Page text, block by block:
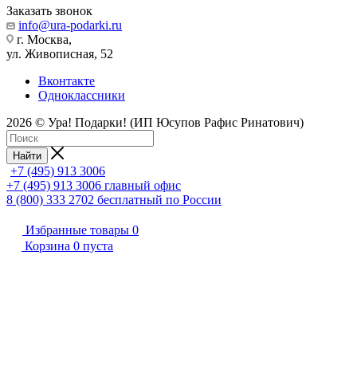
Заказать звонок
info@ura-podarki.ru
г. Москва,
ул. Живописная, 52
Вконтакте
Одноклассники
2026 © Ура! Подарки! (ИП Юсупов Рафис Ринатович)
Найти
+7 (495) 913 3006
+7 (495) 913 3006 главный офис
8 (800) 333 2702 бесплатный по России
Избранные товары 0
Корзина 0 пуста